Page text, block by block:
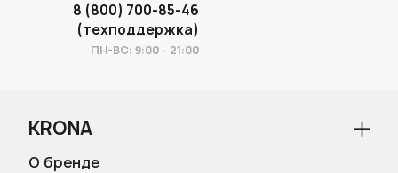
8 (800) 700-85-46
(техподдержка)
ПН-ВС: 9:00 - 21:00
KRONA
О бренде